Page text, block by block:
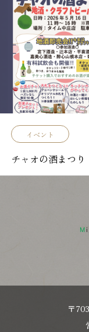
イベント
チャオの酒まつり
〒